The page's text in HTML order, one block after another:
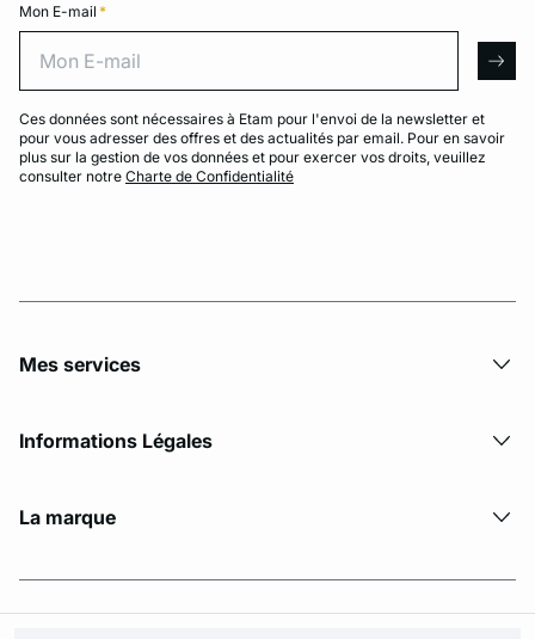
Mon E-mail *
Ces données sont nécessaires à Etam pour l'envoi de la newsletter et
pour vous adresser des offres et des actualités par email. Pour en savoir
plus sur la gestion de vos données et pour exercer vos droits, veuillez
consulter notre Charte de Confidentialité
Mes services
Informations Légales
La marque